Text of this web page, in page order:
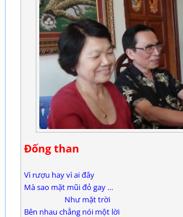
Đống than
Vì rượu hay vì ai đây
Mà sao mặt mũi đỏ gay …
Như mặt trời
Bên nhau chẳng nói một lời